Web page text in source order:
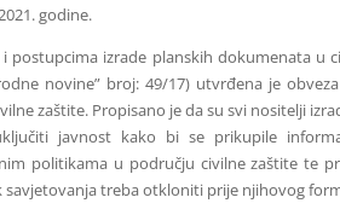
godine.
postupcima izrade planskih dokumenata u
novine” broj: 49/17) utvrđena je
zaštite. Propisano je da su svi nositelji
javnost kako bi se prikupile
politikama u području civilne zaštite te
treba otkloniti prije njihovog